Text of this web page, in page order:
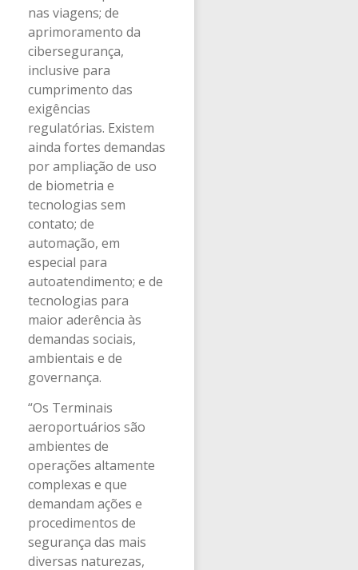
nas viagens; de
aprimoramento da
cibersegurança,
inclusive para
cumprimento das
exigências
regulatórias. Existem
ainda fortes demandas
por ampliação de uso
de biometria e
tecnologias sem
contato; de
automação, em
especial para
autoatendimento; e de
tecnologias para
maior aderência às
demandas sociais,
ambientais e de
governança.
“Os Terminais
aeroportuários são
ambientes de
operações altamente
complexas e que
demandam ações e
procedimentos de
segurança das mais
diversas naturezas,